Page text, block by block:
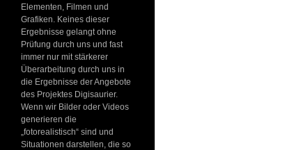
Elementen, Filmen und
Grafiken. Keines dieser
Ergebnisse gelangt ohne
Prüfung durch uns und fast
immer nur mit stärkerer
Überarbeitung durch uns in
die Ergebnisse der Angebote
des Projektes Digisaurier.
Wenn wir Bilder oder Videos
generieren die
„fotorealistisch“ sind und
Situationen darstellen, die so